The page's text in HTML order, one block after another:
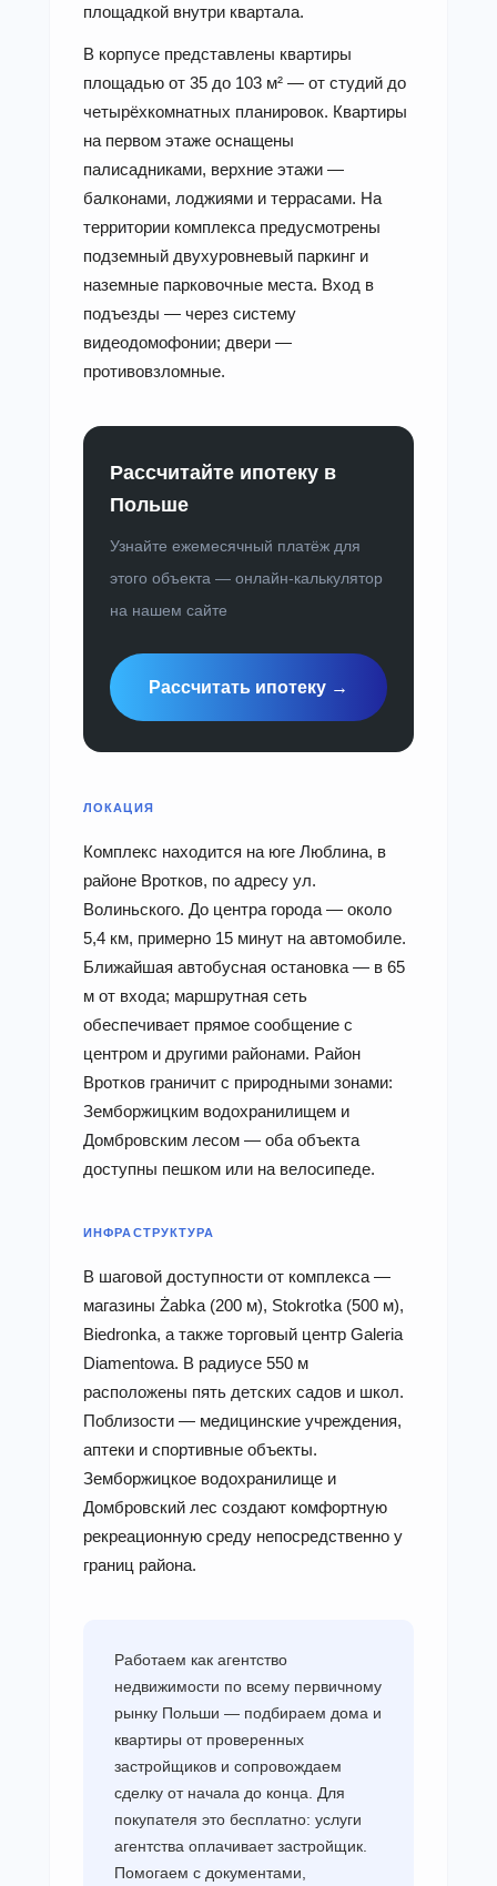
площадкой внутри квартала.
В корпусе представлены квартиры
площадью от 35 до 103 м² — от студий до
четырёхкомнатных планировок. Квартиры
на первом этаже оснащены
палисадниками, верхние этажи —
балконами, лоджиями и террасами. На
территории комплекса предусмотрены
подземный двухуровневый паркинг и
наземные парковочные места. Вход в
подъезды — через систему
видеодомофонии; двери —
противовзломные.
Рассчитайте ипотеку в
Польше
Узнайте ежемесячный платёж для
этого объекта — онлайн-калькулятор
на нашем сайте
Рассчитать ипотеку →
ЛОКАЦИЯ
Комплекс находится на юге Люблина, в
районе Вротков, по адресу ул.
Волиньского. До центра города — около
5,4 км, примерно 15 минут на автомобиле.
Ближайшая автобусная остановка — в 65
м от входа; маршрутная сеть
обеспечивает прямое сообщение с
центром и другими районами. Район
Вротков граничит с природными зонами:
Земборжицким водохранилищем и
Домбровским лесом — оба объекта
доступны пешком или на велосипеде.
ИНФРАСТРУКТУРА
В шаговой доступности от комплекса —
магазины Żabka (200 м), Stokrotka (500 м),
Biedronka, а также торговый центр Galeria
Diamentowa. В радиусе 550 м
расположены пять детских садов и школ.
Поблизости — медицинские учреждения,
аптеки и спортивные объекты.
Земборжицкое водохранилище и
Домбровский лес создают комфортную
рекреационную среду непосредственно у
границ района.
Работаем как агентство
недвижимости по всему первичному
рынку Польши — подбираем дома и
квартиры от проверенных
застройщиков и сопровождаем
сделку от начала до конца. Для
покупателя это бесплатно: услуги
агентства оплачивает застройщик.
Помогаем с документами,